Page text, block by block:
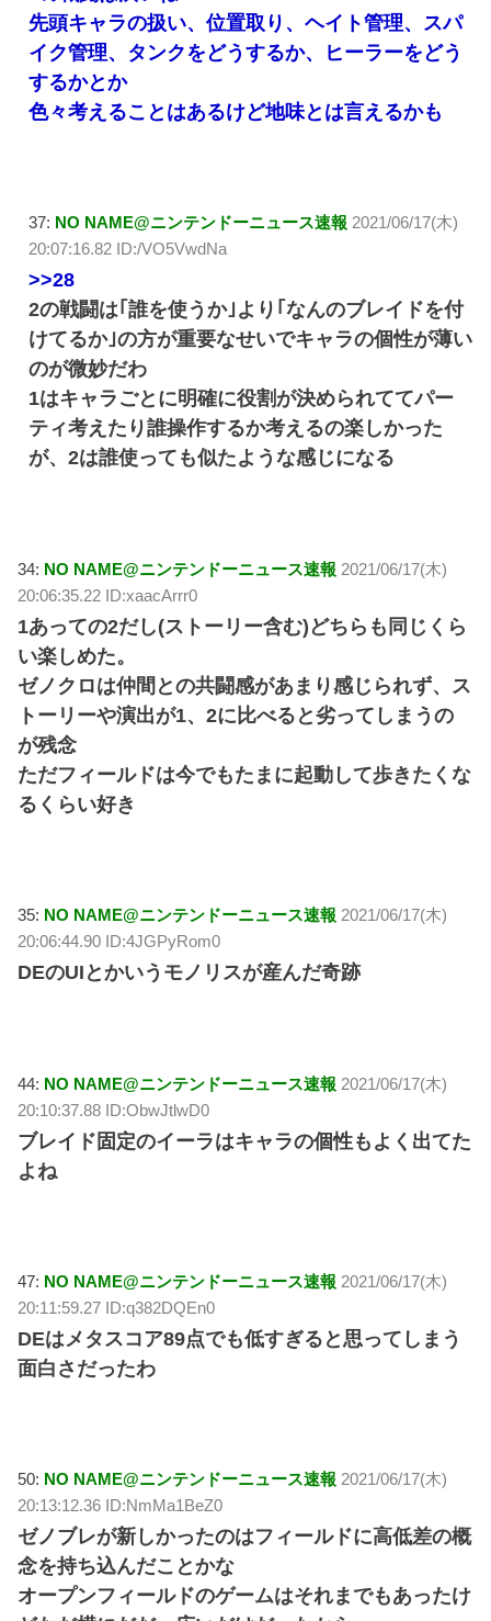
先頭キャラの扱い、位置取り、ヘイト管理、スパ
イク管理、タンクをどうするか、ヒーラーをどう
するかとか
色々考えることはあるけど地味とは言えるかも
37: NO NAME@ニンテンドーニュース速報 2021/06/17(木)
20:07:16.82 ID:/VO5VwdNa
>>28
2の戦闘は｢誰を使うか｣より｢なんのブレイドを付
けてるか｣の方が重要なせいでキャラの個性が薄い
のが微妙だわ
1はキャラごとに明確に役割が決められててパー
ティ考えたり誰操作するか考えるの楽しかった
が、2は誰使っても似たような感じになる
34: NO NAME@ニンテンドーニュース速報 2021/06/17(木)
20:06:35.22 ID:xaacArrr0
1あっての2だし(ストーリー含む)どちらも同じくら
い楽しめた。
ゼノクロは仲間との共闘感があまり感じられず、ス
トーリーや演出が1、2に比べると劣ってしまうの
が残念
ただフィールドは今でもたまに起動して歩きたくな
るくらい好き
35: NO NAME@ニンテンドーニュース速報 2021/06/17(木)
20:06:44.90 ID:4JGPyRom0
DEのUIとかいうモノリスが産んだ奇跡
44: NO NAME@ニンテンドーニュース速報 2021/06/17(木)
20:10:37.88 ID:ObwJtlwD0
ブレイド固定のイーラはキャラの個性もよく出てた
よね
47: NO NAME@ニンテンドーニュース速報 2021/06/17(木)
20:11:59.27 ID:q382DQEn0
DEはメタスコア89点でも低すぎると思ってしまう
面白さだったわ
50: NO NAME@ニンテンドーニュース速報 2021/06/17(木)
20:13:12.36 ID:NmMa1BeZ0
ゼノブレが新しかったのはフィールドに高低差の概
念を持ち込んだことかな
オープンフィールドのゲームはそれまでもあったけ